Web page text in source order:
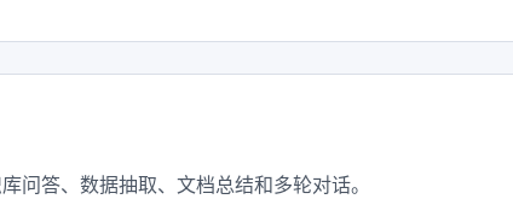
问答、数据抽取、文档总结和多轮对话。